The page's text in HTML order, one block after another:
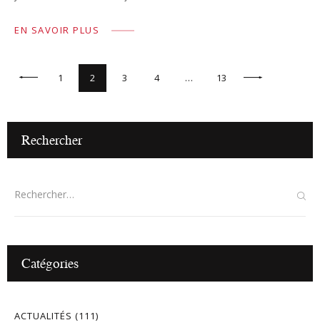
EN SAVOIR PLUS
1 2 3 4 … 13
Rechercher
Catégories
ACTUALITÉS (111)